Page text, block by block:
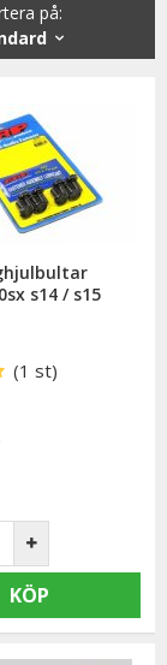
på:
s14 / s15
(1 st)
KÖP